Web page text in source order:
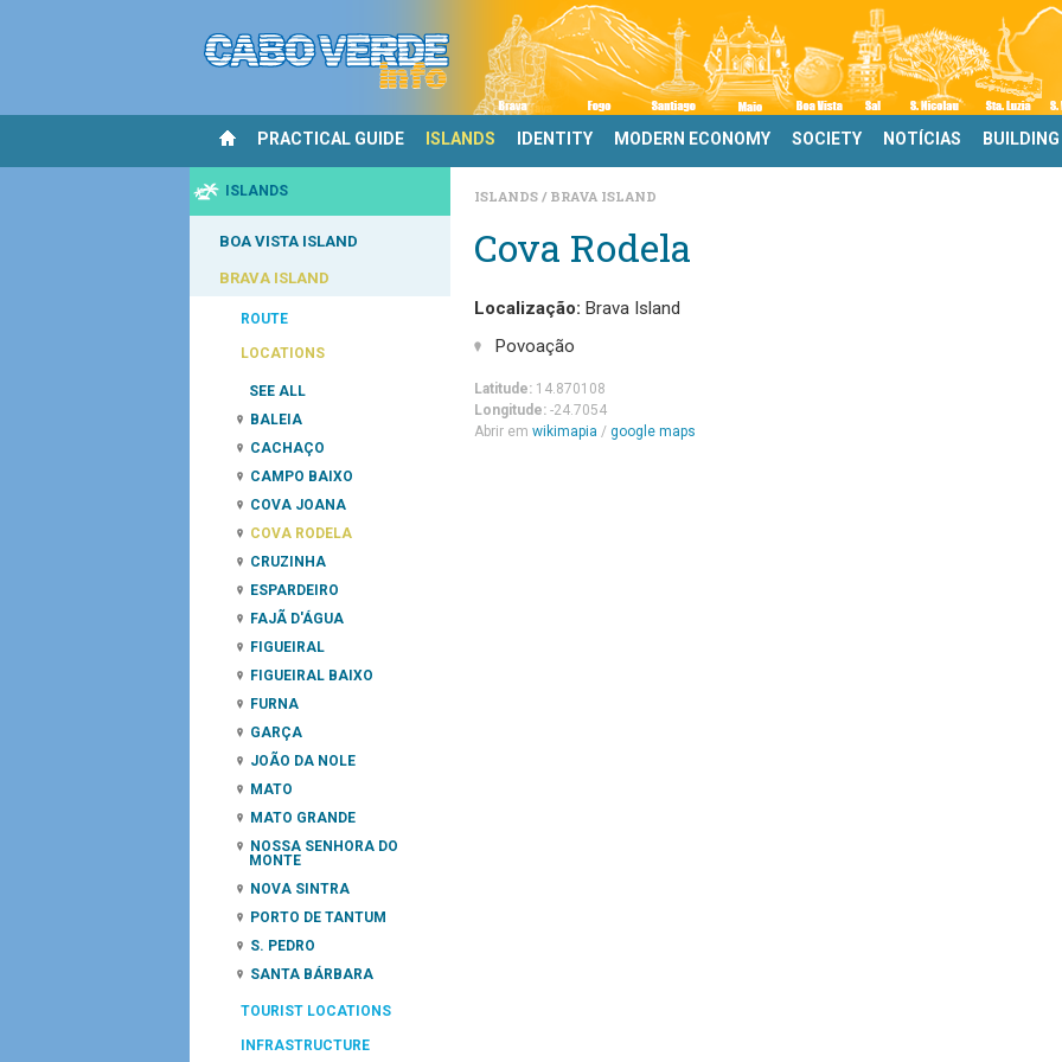
PRACTICAL GUIDE ISLANDS IDENTITY MODERN ECONOMY SOCIETY NOTÍCIAS BUILDING
ISLANDS
BOA VISTA ISLAND
BRAVA ISLAND
ROUTE
LOCATIONS
SEE ALL
BALEIA
CACHAÇO
CAMPO BAIXO
COVA JOANA
COVA RODELA
CRUZINHA
ESPARDEIRO
FAJÃ D'ÁGUA
FIGUEIRAL
FIGUEIRAL BAIXO
FURNA
GARÇA
JOÃO DA NOLE
MATO
MATO GRANDE
NOSSA SENHORA DO
MONTE
NOVA SINTRA
PORTO DE TANTUM
S. PEDRO
SANTA BÁRBARA
TOURIST LOCATIONS
INFRASTRUCTURE
ISLANDS BRAVA ISLAND
Cova Rodela
Localização: Brava Island
Povoação
Latitude: 14.870108
Longitude: -24.7054
Abrir em wikimapia / google maps